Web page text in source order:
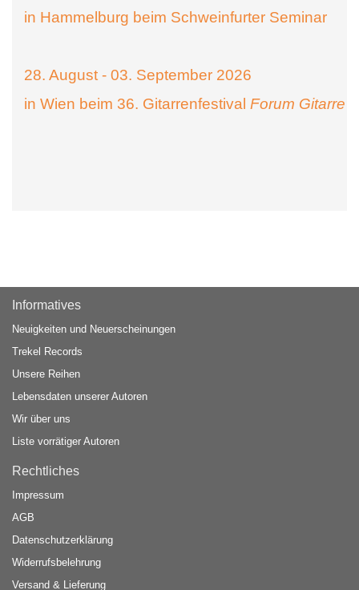
in Hammelburg beim Schweinfurter Seminar
28. August - 03. September 2026
in Wien beim 36. Gitarrenfestival Forum Gitarre
Informatives
Neuigkeiten und Neuerscheinungen
Trekel Records
Unsere Reihen
Lebensdaten unserer Autoren
Wir über uns
Liste vorrätiger Autoren
Rechtliches
Impressum
AGB
Datenschutzerklärung
Widerrufsbelehrung
Versand & Lieferung